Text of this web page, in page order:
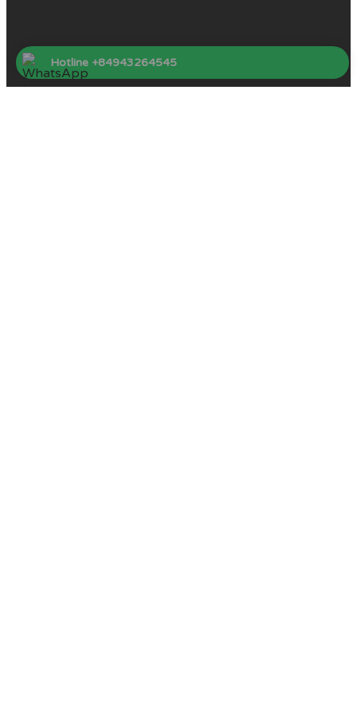
Hotline +84943264545